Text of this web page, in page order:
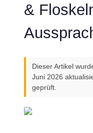
&
Dieser Artikel
Juni 2026
geprüft.